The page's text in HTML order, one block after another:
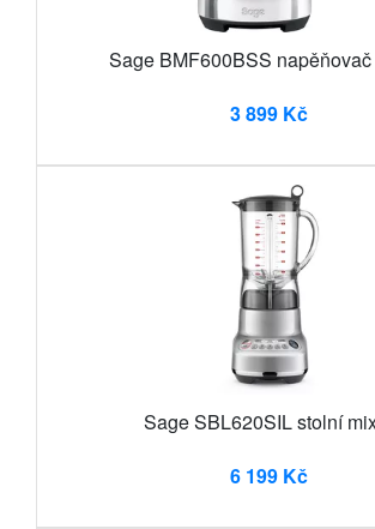
Sage BMF600BSS
3 899 Kč
Sage SBL620SIL stolní
6 199 Kč